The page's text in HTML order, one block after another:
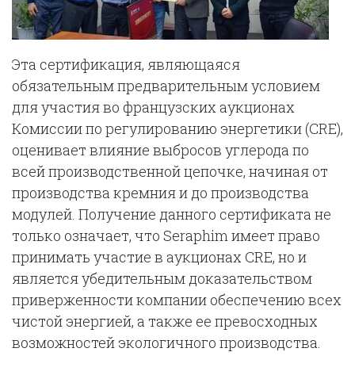
Эта сертификация, являющаяся
обязательным предварительным условием
для участия во французских аукционах
Комиссии по регулированию энергетики (CRE),
оценивает влияние выбросов углерода по
всей производственной цепочке, начиная от
производства кремния и до производства
модулей. Получение данного сертификата не
только означает, что Seraphim имеет право
принимать участие в аукционах CRE, но и
является убедительным доказательством
приверженности компании обеспечению всех
чистой энергией, а также ее превосходных
возможностей экологичного производства.